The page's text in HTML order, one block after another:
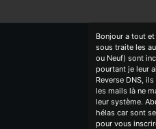
Bonjour a tout
sous traite les
ou Neuf) sont
pourtant je leur
Reverse DNS,
les mails là ne
leur système.
hélas car sont
pour vous